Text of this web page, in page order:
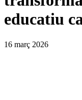
educatiu
16 març 2026